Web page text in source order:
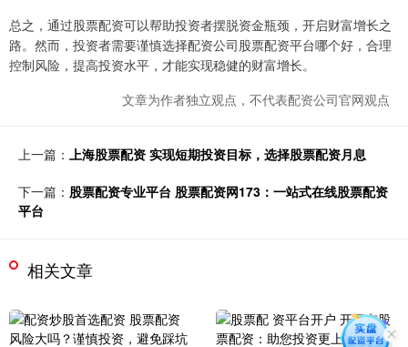
总之，通过股票配资可以帮助投资者摆脱资金瓶颈，开启财富增长之
路。然而，投资者需要谨慎选择配资公司股票配资平台哪个好，合理
控制风险，提高投资水平，才能实现稳健的财富增长。
文章为作者独立观点，不代表配资公司官网观点
上一篇： 上海股票配资 实现短期投资目标，选择股票配资月息
下一篇： 股票配资专业平台 股票配资网173：一站式在线股票配资
平台
相关文章